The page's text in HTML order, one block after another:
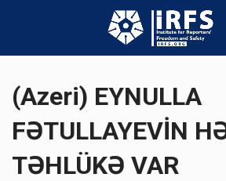
(Azeri) EYNULLA
FƏTULLAYEVİN
TƏHLÜKƏ VAR